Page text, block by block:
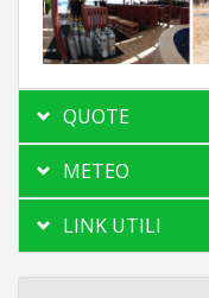
QUOTE
METEO
LINK UTILI